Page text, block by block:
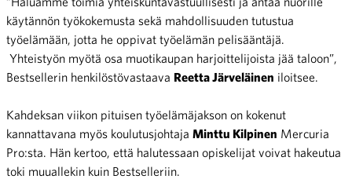
käytännön työkokemusta sekä mahdollisuuden tutustua
työelämään, jotta he oppivat työelämän pelisääntäjä.
Yhteistyön myötä osa muotikaupan harjoittelijoista jää taloon”,
Bestsellerin henkilöstövastaava Reetta Järveläinen iloitsee.
Kahdeksan viikon pituisen työelämäjakson on kokenut
kannattavana myös koulutusjohtaja Minttu Kilpinen Mercuria
Pro:sta. Hän kertoo, että halutessaan opiskelijat voivat hakeutua
toki muuallekin kuin Bestselleriin.